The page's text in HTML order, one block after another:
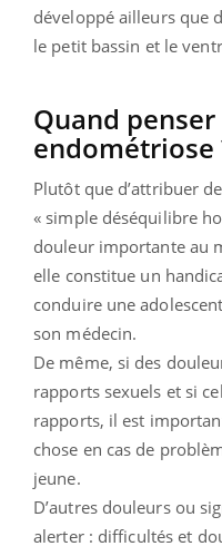
développé ailleurs que
le petit bassin et le
Quand penser
endométriose
Plutôt que d’attribuer
« simple déséquilibre
douleur importante au
elle constitue un
conduire une
son médecin.
De même, si des
rapports sexuels et si
rapports, il est
chose en cas de
jeune.
D’autres douleurs ou
alerter : difficultés et